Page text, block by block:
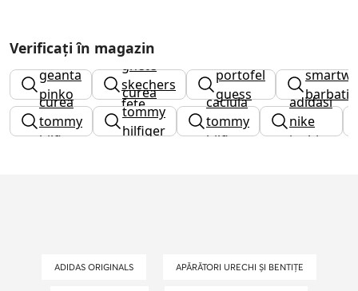
Verificați în magazin
geanta
pinko
ghete
skechers
fete
portofel
guess
barbati
curea
tommy
hilfiger
curea
tommy
hilfiger
caciula
tommy
hilfiger
adidasi
nike
inalti
ADIDAS ORIGINALS APĂRĂTORI URECHI ȘI BENTIȚE